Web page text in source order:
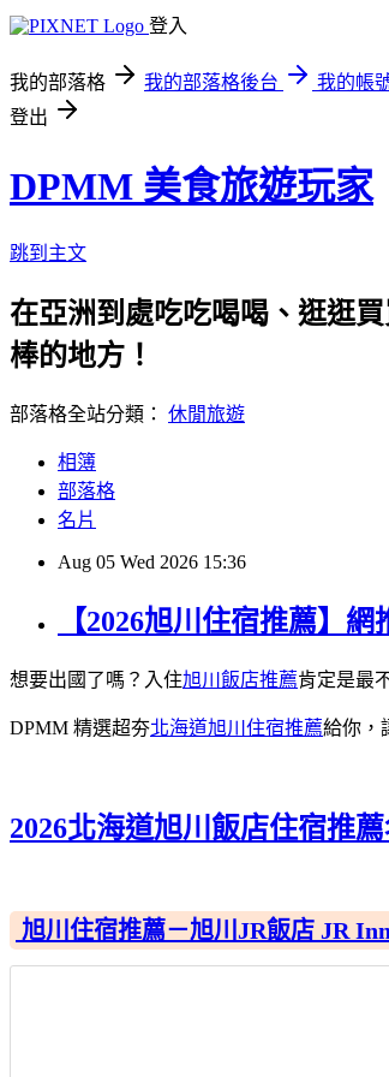
登入
我的部落格 我的部落格後台
我的帳
登出
DPMM 美食旅遊玩家
跳到主文
在亞洲到處吃吃喝喝、逛逛
棒的地方！
部落格全站分類： 休閒旅遊
相簿
部落格
名片
Aug 05 Wed 2026 15:36
【2026旭川住宿推薦】
想要出國了嗎？入住旭川飯店推薦肯定是最
DPMM 精選超夯北海道旭川住宿推薦給你，
2026北海道旭川飯店住宿推
旭川住宿推薦－旭川JR飯店 JR